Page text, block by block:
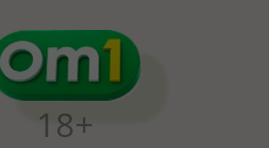
18+